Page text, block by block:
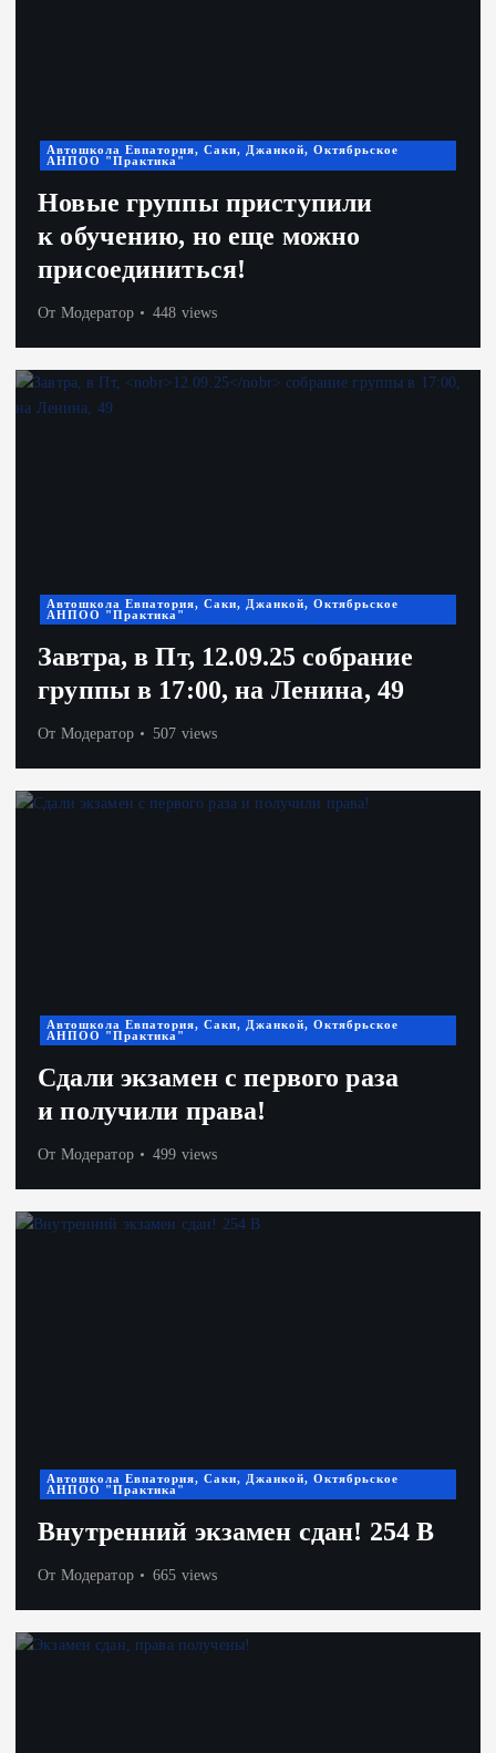
Автошкола Евпатория, Саки, Джанкой, Октябрьское
АНПОО "Практика"
Новые группы приступили
к обучению, но еще можно
присоединиться!
От Модератор 448 views
Автошкола Евпатория, Саки, Джанкой, Октябрьское
АНПОО "Практика"
Завтра, в Пт, 12.09.25 собрание
группы в 17:00, на Ленина, 49
От Модератор 507 views
Автошкола Евпатория, Саки, Джанкой, Октябрьское
АНПОО "Практика"
Сдали экзамен с первого раза
и получили права!
От Модератор 499 views
Автошкола Евпатория, Саки, Джанкой, Октябрьское
АНПОО "Практика"
Внутренний экзамен сдан! 254 В
От Модератор 665 views